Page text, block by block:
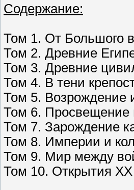
Содержание:
Том 1. От Большого
Том 2. Древние
Том 3. Древние
Том 4. В тени
Том 5. Возрождение
Том 6. Просвещение
Том 7. Зарождение
Том 8. Империи и
Том 9. Мир между
Том 10. Открытия